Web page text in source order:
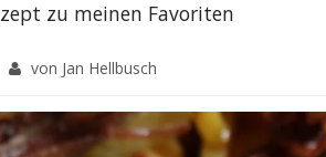
zu meinen Favoriten
von Jan Hellbusch